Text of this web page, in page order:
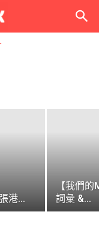
港...
【我們
詞彙 &...